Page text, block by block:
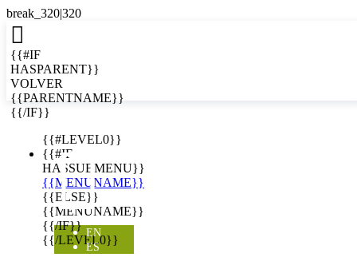

{{#IF
HASPARENT}}
VOLVER
{{PARENTNAME}}
{{/IF}}
{{#LEVEL0}}
{{#IF
HASSUBMENU}}
{{MENUNAME}}
{{ELSE}}
{{MENUNAME}}
{{/IF}}
{{/LEVEL0}}

EN
ES